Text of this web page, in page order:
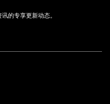
的专享更新动态。